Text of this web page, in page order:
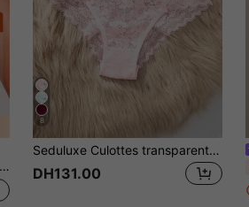
8
Seduluxe Culottes transparentes sexy avec bordure en dentelle sans couture (string), rose
DH131.00